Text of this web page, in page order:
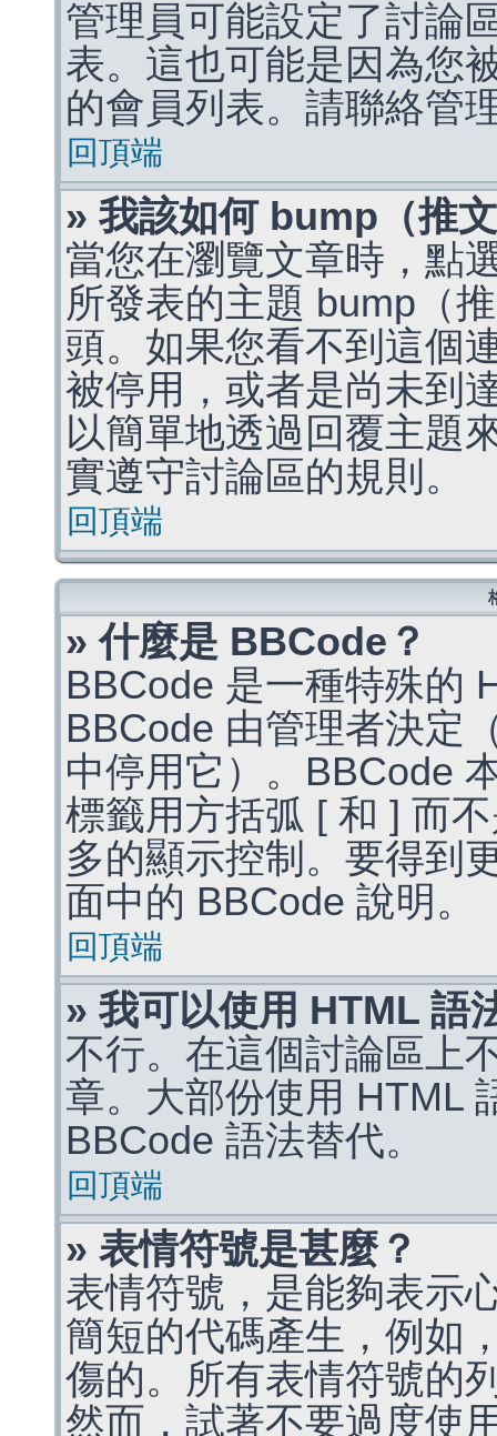
管理員可能設定了討論
表。這也可能是因為您
的會員列表。請聯絡管
回頂端
» 我該如何 bump（推
當您在瀏覽文章時，點
所發表的主題 bump（
頭。如果您看不到這個
被停用，或者是尚未到
以簡單地透過回覆主題
實遵守討論區的規則。
回頂端
» 什麼是 BBCode？
BBCode 是一種特殊的
BBCode 由管理者決定
中停用它）。BBCode
標籤用方括弧 [ 和 ] 而
多的顯示控制。要得到
面中的 BBCode 說明。
回頂端
» 我可以使用 HTML 語
不行。在這個討論區上
章。大部份使用 HTML
BBCode 語法替代。
回頂端
» 表情符號是甚麼？
表情符號，是能夠表示
簡短的代碼產生，例如
傷的。所有表情符號的
然而，試著不要過度使